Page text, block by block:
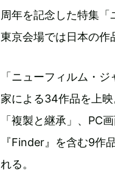
周年を記念した特集「
東京会場では日本の作
「ニューフィルム・
家による34作品を上
「複製と継承」、PC
『Finder』を含む9作
れる。